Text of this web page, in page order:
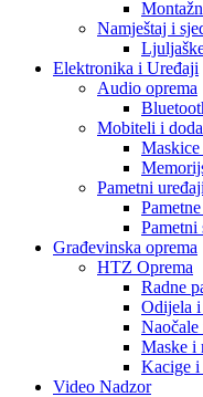
Namještaj i
Elektronika i Uređaji
Audio oprema
Mobiteli i
Maskice
Pametni uređaji
Pametni
Građevinska oprema
HTZ Oprema
Radne
Odijela
Naočale
Maske i
Kacige
Video Nadzor